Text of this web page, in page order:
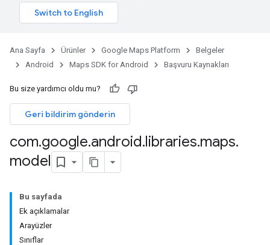
Ana Sayfa Ürünler Google Maps Platform
Belgeler
Android
Maps SDK for Android Başvuru Kaynakları
Bu size yardımcı oldu mu?
Geri bildirim gönderin
com.google.android.libraries.maps.
model
Bu sayfada
Ek açıklamalar
Arayüzler
Sınıflar